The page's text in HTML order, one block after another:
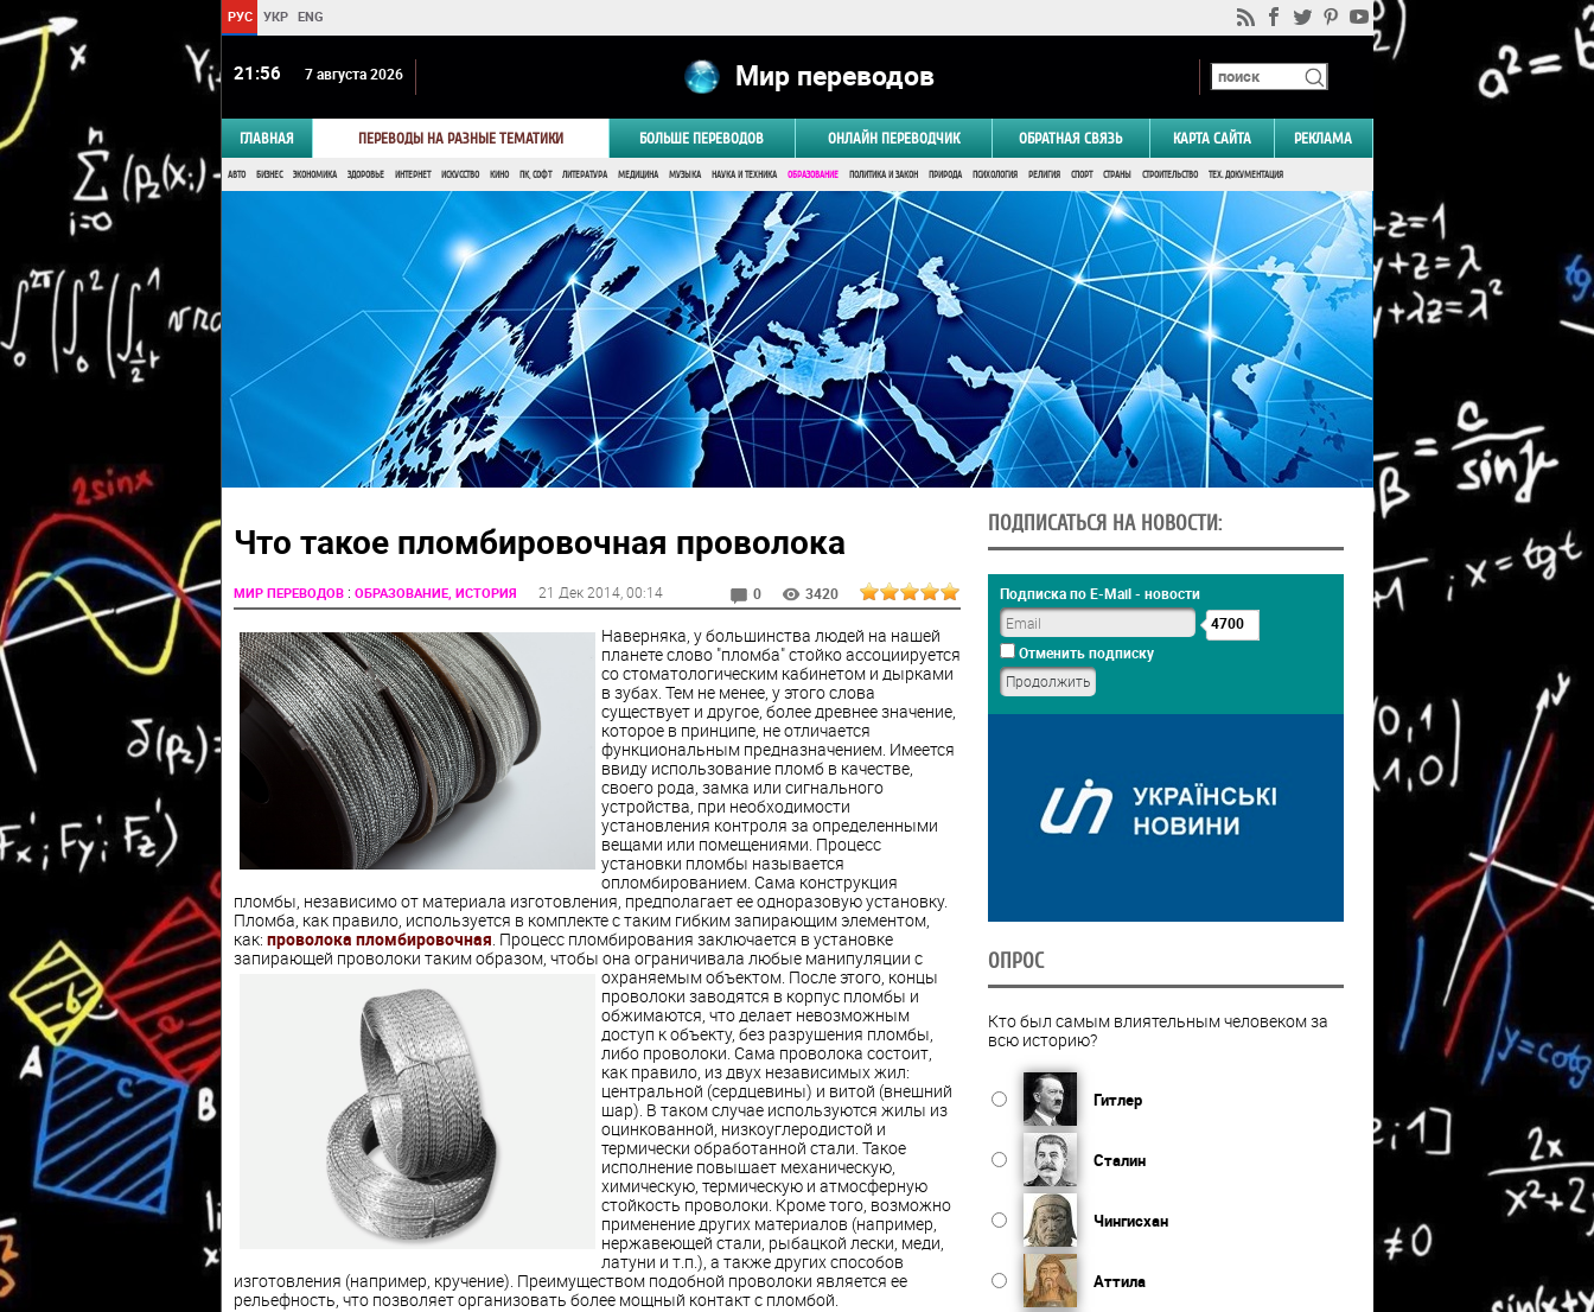
РУС УКР ENG
21 56 7 августа 2026 Мир переводов
ГЛАВНАЯ ПЕРЕВОДЫ НА РАЗНЫЕ ТЕМАТИКИ БОЛЬШЕ ПЕРЕВОДОВ ОНЛАЙН ПЕРЕВОДЧИК ОБРАТНАЯ СВЯЗЬ КАРТА САЙТА РЕКЛАМА
АВТО БИЗНЕС ЭКОНОМИКА ЗДОРОВЬЕ ИНТЕРНЕТ ИСКУССТВО КИНО ПК, СОФТ ЛИТЕРАТУРА МЕДИЦИНА МУЗЫКА НАУКА И ТЕХНИКА ОБРАЗОВАНИЕ ПОЛИТИКА И ЗАКОН ПРИРОДА ПСИХОЛОГИЯ РЕЛИГИЯ СПОРТ СТРАНЫ СТРОИТЕЛЬСТВО ТЕХ. ДОКУМЕНТАЦИЯ
Что такое пломбировочная проволока
МИР ПЕРЕВОДОВ: ОБРАЗОВАНИЕ, ИСТОРИЯ 21 Дек 2014, 00:14 0 3420
Наверняка, у большинства людей на нашей
планете слово "пломба" стойко ассоциируется
со стоматологическим кабинетом и дырками
в зубах. Тем не менее, у этого слова
существует и другое, более древнее значение,
которое в принципе, не отличается
функциональным предназначением. Имеется
ввиду использование пломб в качестве,
своего рода, замка или сигнального
устройства, при необходимости
установления контроля за определенными
вещами или помещениями. Процесс
установки пломбы называется
опломбированием. Сама конструкция
пломбы, независимо от материала изготовления, предполагает ее одноразовую установку.
Пломба, как правило, используется в комплекте с таким гибким запирающим элементом,
как: проволока пломбировочная . Процесс пломбирования заключается в установке
запирающей проволоки таким образом, чтобы она ограничивала любые манипуляции с
охраняемым объектом. После этого, концы
проволоки заводятся в корпус пломбы и
обжимаются, что делает невозможным
доступ к объекту, без разрушения пломбы,
либо проволоки. Сама проволока состоит,
как правило, из двух независимых жил:
центральной (сердцевины) и витой (внешний
шар). В таком случае используются жилы из
оцинкованной, низкоуглеродистой и
термически обработанной стали. Такое
исполнение повышает механическую,
химическую, термическую и атмосферную
стойкость проволоки. Кроме того, возможно
применение других материалов (например,
нержавеющей стали, рыбацкой лески, меди,
латуни и т.п.), а также других способов
изготовления (например, кручение). Преимуществом подобной проволоки является ее
рельефность, что позволяет организовать более мощный контакт с пломбой.
ПОДПИСАТЬСЯ НА НОВОСТИ:
Подписка по E-Mail - новости
4700
Отменить подписку
ОПРОС
Кто был самым влиятельным человеком за
всю историю?
Гитлер
Сталин
Чингисхан
Аттила